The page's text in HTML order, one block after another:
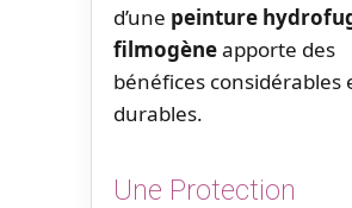
d’une peinture
filmogèneapporte des
bénéfices considérables
durables.
Une Protection